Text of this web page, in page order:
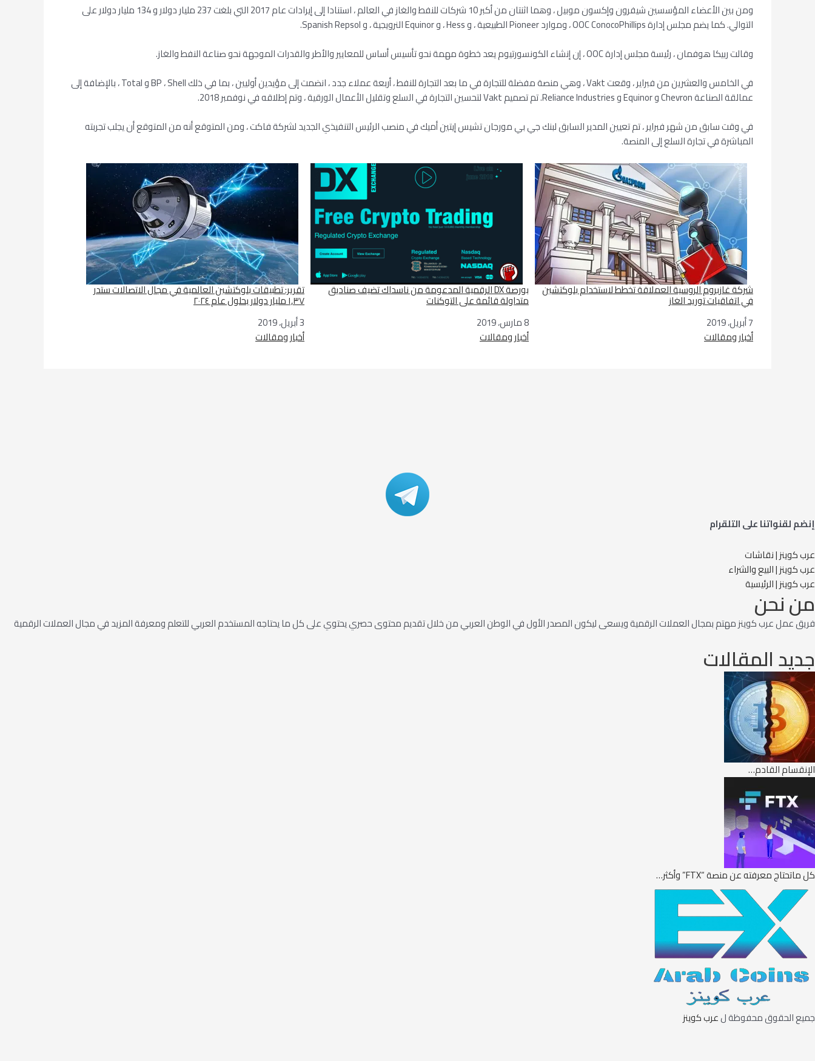
ومن بين الأعضاء المؤسسين شيفرون وإكسون موبيل ، وهما اثنتان من أكبر 10 شركات للنفط والغاز في العالم ، استنادا إلى إيرادات عام 2017 التي بلغت 237 مليار دولار و 134 مليار دولار على
التوالي. كما يضم مجلس إدارة OOC ConocoPhillips ، وموارد Pioneer الطبيعية ، و Hess ، و Equinor النرويجية ، و Spanish Repsol.
وقالت ربيكا هوفمان ، رئيسة مجلس إدارة OOC ، إن إنشاء الكونسورتيوم يعد خطوة مهمة نحو تأسيس أساس للمعايير والأطر والقدرات الموجهة نحو صناعة النفط والغاز.
في الخامس والعشرين من فبراير ، وقعت Vakt ، وهي منصة مفضلة للتجارة في ما بعد التجارة للنفط ، أربعة عملاء جدد ، انضمت إلى مؤيدين أوليين ، بما في ذلك BP ، Shell و Total ، بالإضافة إلى
عمالقة الصناعة Chevron و Equinor و Reliance Industries. تم تصميم Vakt لتحسين التجارة في السلع وتقليل الأعمال الورقية ، وتم إطلاقه في نوفمبر 2018.
في وقت سابق من شهر فبراير ، تم تعيين المدير السابق لبنك جي بي مورجان تشيس إيتين أميك في منصب الرئيس التنفيذي الجديد لشركة فاكت ، ومن المتوقع أنه من المتوقع أن يجلب تجربته
المباشرة في تجارة السلع إلى المنصة.
شركة غازبروم الروسية العملاقة تخطط لاستخدام بلوكتشين
في اتفاقيات توريد الغاز
التاريخ
7 أبريل، 2019
في ما يتعلق بما يأتي
أخبار ومقالات
بورصة DX الرقمية المدعومة من ناسداك تضيف صناديق
متداولة قائمة على التوكنات
التاريخ
8 مارس، 2019
في ما يتعلق بما يأتي
أخبار ومقالات
تقرير: تطبيقات بلوكتشين العالمية في مجال الاتصالات ستدر
١,٣٧ مليار دولار بحلول عام ٢٠٢٤
التاريخ
3 أبريل، 2019
في ما يتعلق بما يأتي
أخبار ومقالات
إنضم لقنواتنا على التلقرام
عرب كوينز | نقاشات
عرب كوينز | البيع والشراء
عرب كوينز | الرئيسية
من نحن
فريق عمل عرب كوينز مهتم بمجال العملات الرقمية ويسعى ليكون المصدر الأول في الوطن العربي من خلال تقديم محتوى حصري يحتوي على كل ما يحتاجه المستخدم العربي للتعلم ومعرفة المزيد في مجال العملات الرقمية
جديد المقالات
الإنقسام القادم…
كل ماتحتاج معرفته عن منصة “FTX” وأكثر…
جميع الحقوق محفوظة لعرب كوينز